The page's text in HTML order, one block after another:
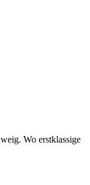
Wo erstklassige